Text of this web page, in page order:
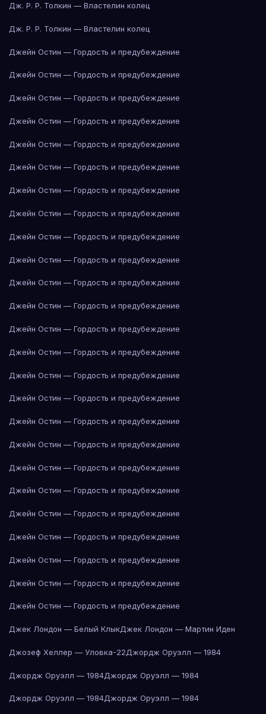
Дж. Р. Р. Толкин — Властелин колец
Дж. Р. Р. Толкин — Властелин колец
Джейн Остин — Гордость и предубеждение
Джейн Остин — Гордость и предубеждение
Джейн Остин — Гордость и предубеждение
Джейн Остин — Гордость и предубеждение
Джейн Остин — Гордость и предубеждение
Джейн Остин — Гордость и предубеждение
Джейн Остин — Гордость и предубеждение
Джейн Остин — Гордость и предубеждение
Джейн Остин — Гордость и предубеждение
Джейн Остин — Гордость и предубеждение
Джейн Остин — Гордость и предубеждение
Джейн Остин — Гордость и предубеждение
Джейн Остин — Гордость и предубеждение
Джейн Остин — Гордость и предубеждение
Джейн Остин — Гордость и предубеждение
Джейн Остин — Гордость и предубеждение
Джейн Остин — Гордость и предубеждение
Джейн Остин — Гордость и предубеждение
Джейн Остин — Гордость и предубеждение
Джейн Остин — Гордость и предубеждение
Джейн Остин — Гордость и предубеждение
Джейн Остин — Гордость и предубеждение
Джейн Остин — Гордость и предубеждение
Джейн Остин — Гордость и предубеждение
Джейн Остин — Гордость и предубеждение
Джек Лондон — Белый КлыкДжек Лондон — Мартин Иден
Джозеф Хеллер — Уловка-22Джордж Оруэлл — 1984
Джордж Оруэлл — 1984Джордж Оруэлл — 1984
Джордж Оруэлл — 1984Джордж Оруэлл — 1984